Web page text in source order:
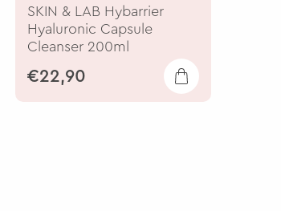
SKIN & LAB Hybarrier
Hyaluronic Capsule
Cleanser 200ml
€22,90